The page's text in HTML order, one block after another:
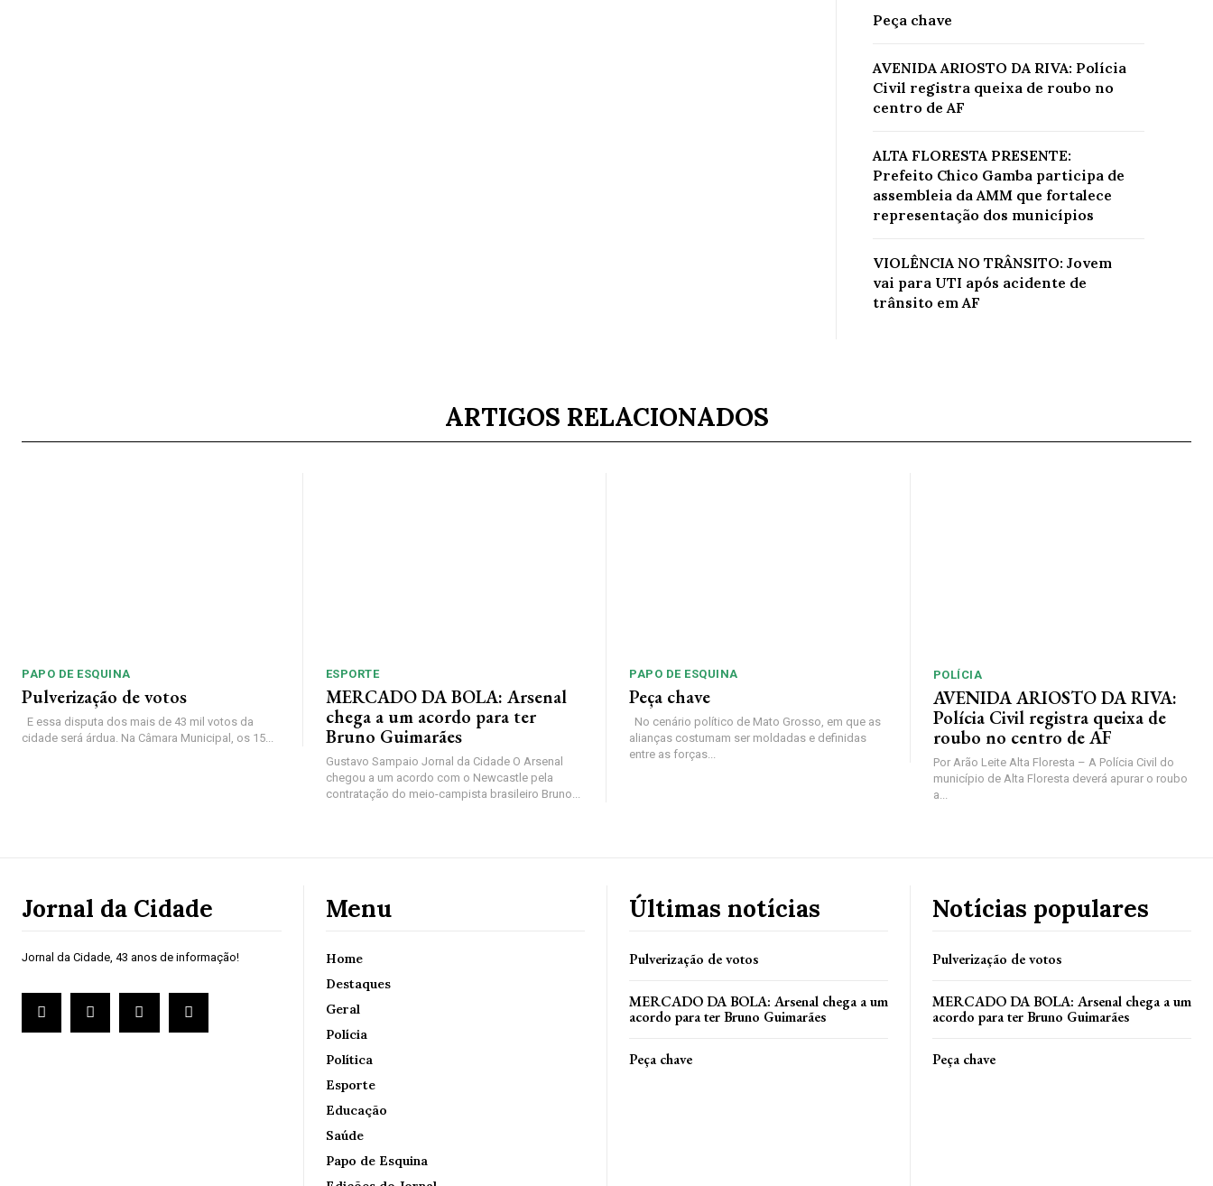
Peça chave
AVENIDA ARIOSTO DA RIVA: Polícia
Civil registra queixa de roubo no
centro de AF
ALTA FLORESTA PRESENTE:
Prefeito Chico Gamba participa de
assembleia da AMM que fortalece
representação dos municípios
VIOLÊNCIA NO TRÂNSITO: Jovem
vai para UTI após acidente de
trânsito em AF
ARTIGOS RELACIONADOS
PAPO DE ESQUINA
Pulverização de votos
E essa disputa dos mais de 43 mil votos da
cidade será árdua. Na Câmara Municipal, os 15...
ESPORTE
MERCADO DA BOLA: Arsenal
chega a um acordo para ter
Bruno Guimarães
Gustavo Sampaio Jornal da Cidade O Arsenal
chegou a um acordo com o Newcastle pela
contratação do meio-campista brasileiro Bruno...
PAPO DE ESQUINA
Peça chave
No cenário político de Mato Grosso, em que as
alianças costumam ser moldadas e definidas
entre as forças...
POLÍCIA
AVENIDA ARIOSTO DA RIVA:
Polícia Civil registra queixa de
roubo no centro de AF
Por Arão Leite Alta Floresta – A Polícia Civil do
município de Alta Floresta deverá apurar o roubo
a...
Jornal da Cidade
Jornal da Cidade, 43 anos de informação!
Menu
Home
Destaques
Geral
Polícia
Política
Esporte
Educação
Saúde
Papo de Esquina
Últimas notícias
Pulverização de votos
MERCADO DA BOLA: Arsenal chega a um
acordo para ter Bruno Guimarães
Peça chave
Notícias populares
Pulverização de votos
MERCADO DA BOLA: Arsenal chega a um
acordo para ter Bruno Guimarães
Peça chave